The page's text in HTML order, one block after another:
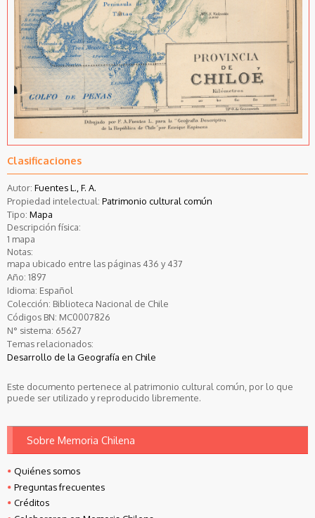
Clasificaciones
Autor: Fuentes L., F. A.
Propiedad intelectual: Patrimonio cultural común
Tipo: Mapa
Descripción física:
1 mapa
Notas:
mapa ubicado entre las páginas 436 y 437
Año: 1897
Idioma: Español
Colección: Biblioteca Nacional de Chile
Códigos BN: MC0007826
N° sistema: 65627
Temas relacionados:
Desarrollo de la Geografía en Chile
Este documento pertenece al patrimonio cultural común, por lo que
puede ser utilizado y reproducido libremente.
Sobre Memoria Chilena
Quiénes somos
Preguntas frecuentes
Créditos